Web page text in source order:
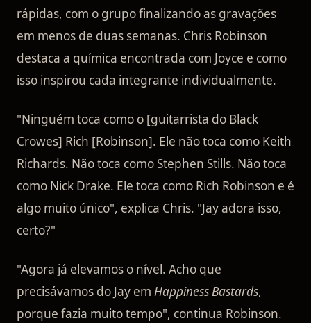
rápidas, com o grupo finalizando as gravações
em menos de duas semanas. Chris Robinson
destaca a química encontrada com Joyce e como
isso inspirou cada integrante individualmente.
"Ninguém toca como o [guitarrista do Black
Crowes] Rich [Robinson]. Ele não toca como Keith
Richards. Não toca como Stephen Stills. Não toca
como Nick Drake. Ele toca como Rich Robinson e é
algo muito único", explica Chris. "Jay adora isso,
certo?"
"Agora já elevamos o nível. Acho que
precisávamos do Jay em Happiness Bastards,
porque fazia muito tempo", continua Robinson.